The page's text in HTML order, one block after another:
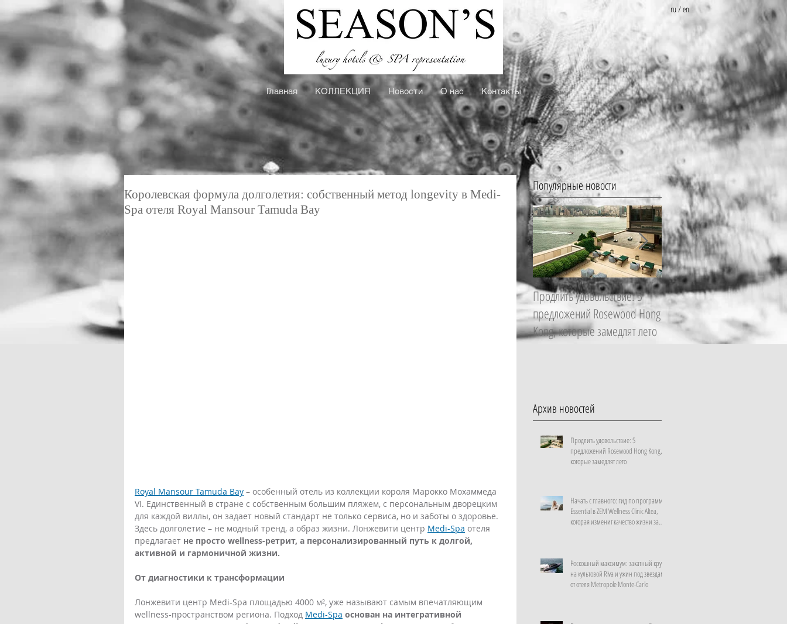
Главная КOЛЛЕКЦИЯ Новости О нас Контакты
ru /en
Королевская формула долголетия: собственный метод longevity в Medi-
Spa отеля Royal Mansour Tamuda Bay
Royal Mansour Tamuda Bay – особенный отель из коллекции короля Марокко Мохаммеда
VI. Единственный в стране с собственным большим пляжем, с персональным дворецким
для каждой виллы, он задает новый стандарт не только сервиса, но и заботы о здоровье.
Здесь долголетие – не модный тренд, а образ жизни. Лонжевити центр Medi-Spa отеля
предлагает не просто wellness-ретрит, а персонализированный путь к долгой,
активной и гармоничной жизни.
От диагностики к трансформации
Лонжевити центр Medi-Spa площадью 4000 м², уже называют самым впечатляющим
wellness-пространством региона. Подход Medi-Spa основан на интегративной
Популярные новости
Продлить удовольствие: 5
предложений Rosewood Hong
Kong, которые замедлят лето
Начать с главного: гид по
программе Essential в ZEM
Wellness Clinic Altea, которая
изменит качество жизни за
Архив новостей
Продлить удовольствие: 5
предложений Rosewood Hong Kong,
которые замедлят лето
Начать с главного: гид по программе
Essential в ZEM Wellness Clinic Altea,
которая изменит качество жизни за
Роскошный максимум: закатный круиз
на культовой Riva и ужин под звездами
от отеля Metropole Monte-Carlo